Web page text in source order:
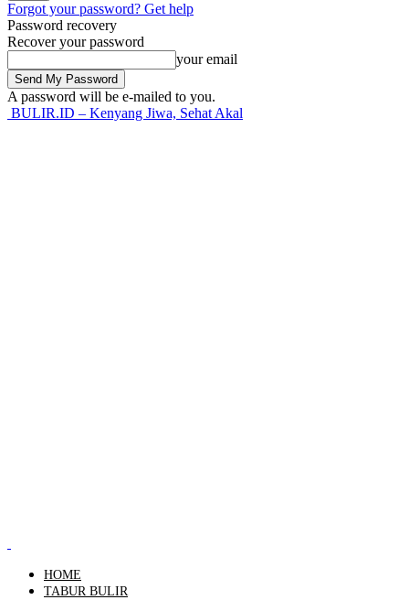
Forgot your password? Get help
Password recovery
Recover your password
your email
A password will be e-mailed to you.
BULIR.ID – Kenyang Jiwa, Sehat Akal
HOME
TABUR BULIR